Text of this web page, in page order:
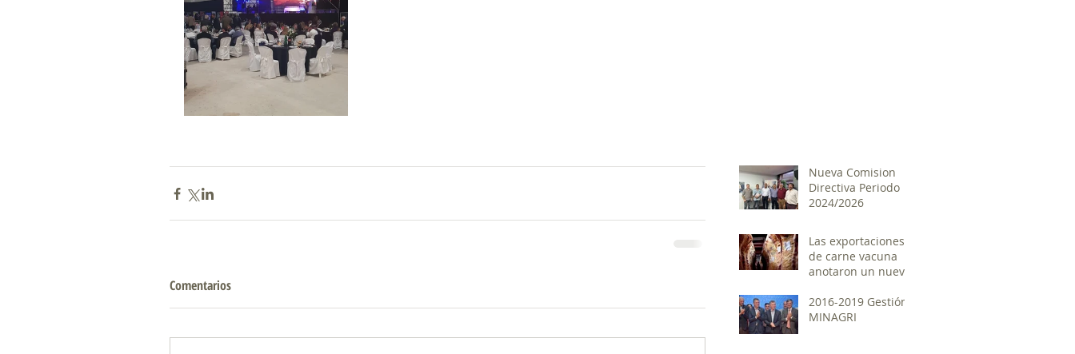
Comentarios
Nueva Comision
Directiva Periodo
2024/2026
Las exportaciones
de carne vacuna
anotaron un nuevo
2016-2019 Gestión
MINAGRI